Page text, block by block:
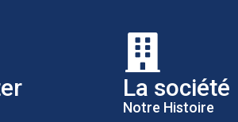
La société
Notre Histoire